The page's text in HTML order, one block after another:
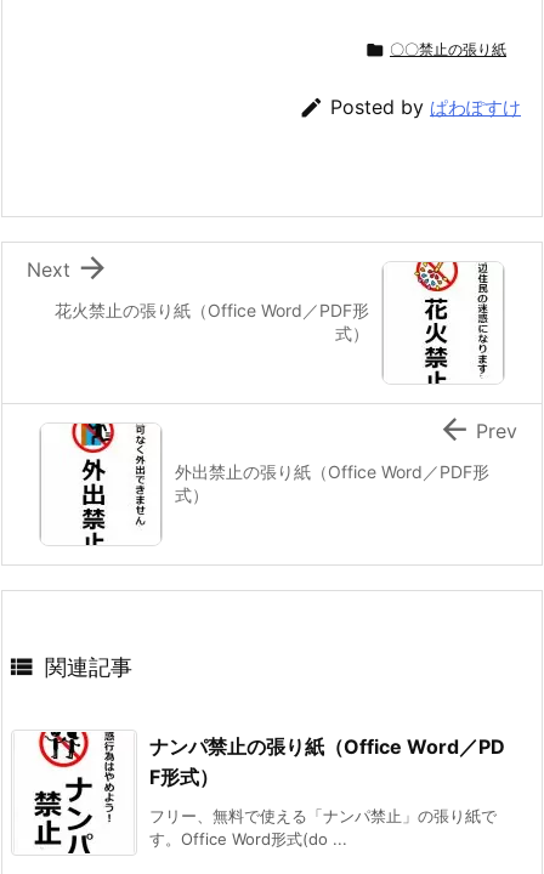
 〇〇禁止の張り紙
 Posted by ぱわぽすけ
花火禁止の張り紙（Office Word／PDF形
式）

Next
外出禁止の張り紙（Office Word／PDF形
式）
 Prev
 関連記事
ナンパ禁止の張り紙（Office Word／PD
F形式）
フリー、無料で使える「ナンパ禁止」の張り紙で
す。Office Word形式(do ...